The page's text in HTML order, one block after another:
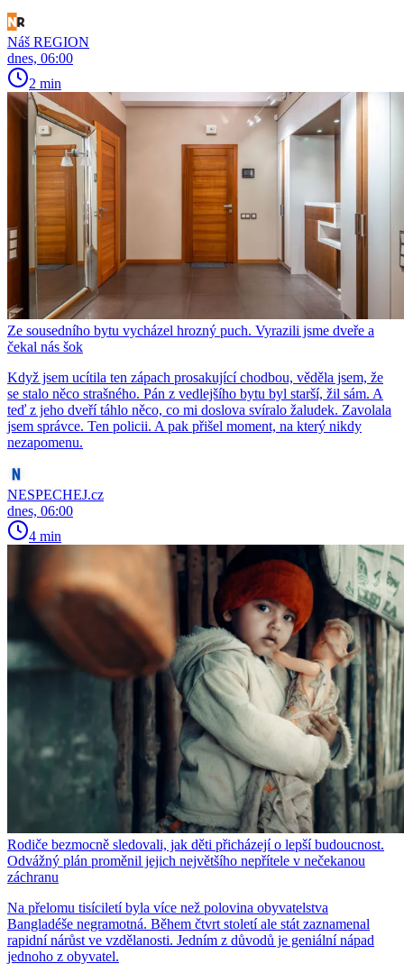
Náš REGION
dnes, 06:00
2 min
Ze sousedního bytu vycházel hrozný puch. Vyrazili jsme dveře a
čekal nás šok
Když jsem ucítila ten zápach prosakující chodbou, věděla jsem, že
se stalo něco strašného. Pán z vedlejšího bytu byl starší, žil sám. A
teď z jeho dveří táhlo něco, co mi doslova svíralo žaludek. Zavolala
jsem správce. Ten policii. A pak přišel moment, na který nikdy
nezapomenu.
NESPECHEJ.cz
dnes, 06:00
4 min
Rodiče bezmocně sledovali, jak děti přicházejí o lepší budoucnost.
Odvážný plán proměnil jejich největšího nepřítele v nečekanou
záchranu
Na přelomu tisíciletí byla více než polovina obyvatelstva
Bangladéše negramotná. Během čtvrt století ale stát zaznamenal
rapidní nárůst ve vzdělanosti. Jedním z důvodů je geniální nápad
jednoho z obyvatel.